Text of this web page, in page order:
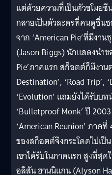
แต่ด้วยความที่เป็นตัวขโมยซี
กลายเป็นตัวละครที่คนดูชื่น
จาก ‘American Pie’ที่มีงา
(Jason Biggs) นักแสดงนำข
Pie’ภาคแรก สก็อตต์ก็มีงาน
Destination’, ‘Road Trip’,
‘Evolution’ แถมยังได้รับบ
‘Bulletproof Monk’ ปี
‘American Reunion’ ภาค
ของสก็อตต์จึงกระโดดไปเป็
เขาได้รับในภาคแรก สูงที่สุ
อลิสัน ฮานนิแกน (Alyson